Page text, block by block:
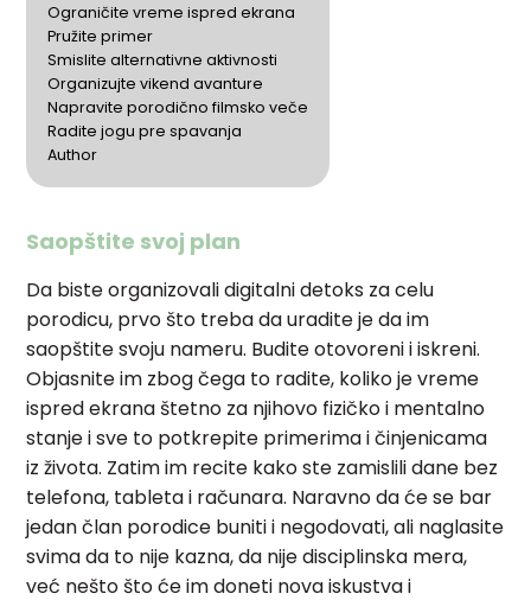
Ograničite vreme ispred ekrana
Pružite primer
Smislite alternativne aktivnosti
Organizujte vikend avanture
Napravite porodično filmsko veče
Radite jogu pre spavanja
Author
Saopštite svoj plan
Da biste organizovali digitalni detoks za celu
porodicu, prvo što treba da uradite je da im
saopštite svoju nameru. Budite otovoreni i iskreni.
Objasnite im zbog čega to radite, koliko je vreme
ispred ekrana štetno za njihovo fizičko i mentalno
stanje i sve to potkrepite primerima i činjenicama
iz života. Zatim im recite kako ste zamislili dane bez
telefona, tableta i računara. Naravno da će se bar
jedan član porodice buniti i negodovati, ali naglasite
svima da to nije kazna, da nije disciplinska mera,
već nešto što će im doneti nova iskustva i